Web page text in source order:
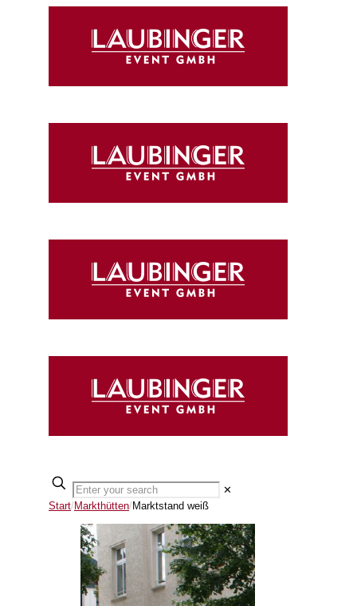
✕
Start/Markthütten/Marktstand weiß